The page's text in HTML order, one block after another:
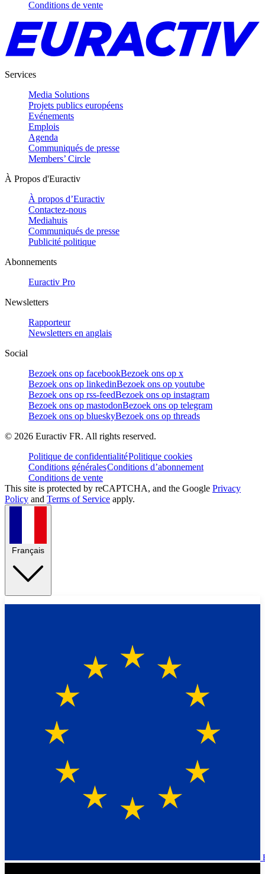
Conditions de vente
Services
Media Solutions
Projets publics européens
Evénements
Emplois
Agenda
Communiqués de presse
Members’ Circle
À Propos d'Euractiv
À propos d’Euractiv
Contactez-nous
Mediahuis
Communiqués de presse
Publicité politique
Abonnements
Euractiv Pro
Newsletters
Rapporteur
Newsletters en anglais
Social
Bezoek ons op facebookBezoek ons op x
Bezoek ons op linkedinBezoek ons op youtube
Bezoek ons op rss-feedBezoek ons op instagram
Bezoek ons op mastodonBezoek ons op telegram
Bezoek ons op blueskyBezoek ons op threads
© 2026 Euractiv FR. All rights reserved.
Politique de confidentialitéPolitique cookies
Conditions généralesConditions d’abonnement
Conditions de vente
This site is protected by reCAPTCHA, and the Google Privacy
Policy and Terms of Service apply.
Français